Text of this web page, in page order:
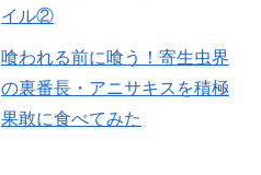
イル②
喰われる前に喰う！寄生虫界
の裏番長・アニサキスを積極
果敢に食べてみた